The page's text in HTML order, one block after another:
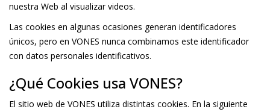
nuestra Web al visualizar videos.
Las cookies en algunas ocasiones generan identificadores
únicos, pero en VONES nunca combinamos este identificador
con datos personales identificativos.
¿Qué Cookies usa VONES?
El sitio web de VONES utiliza distintas cookies. En la siguiente